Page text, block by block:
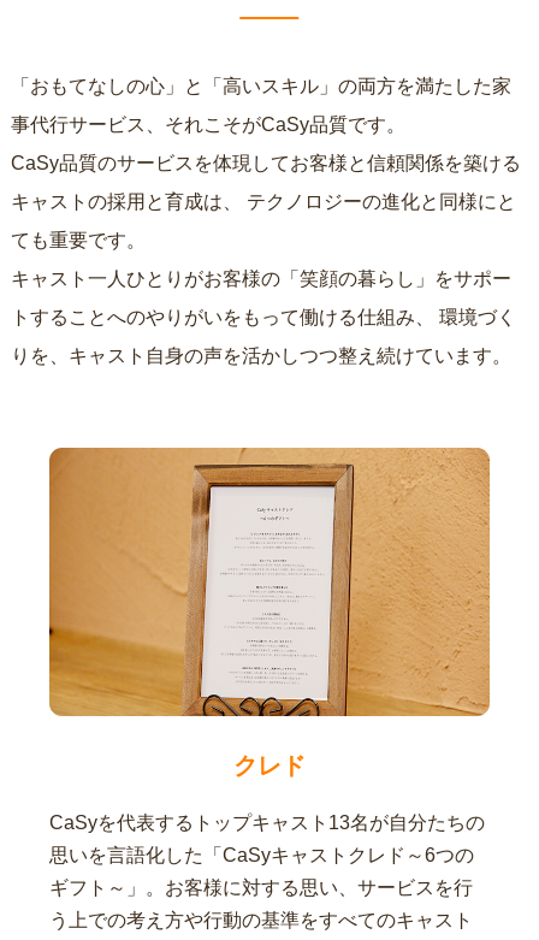
「おもてなしの心」と「高いスキル」の両方を満たした家
事代行サービス、それこそがCaSy品質です。
CaSy品質のサービスを体現してお客様と信頼関係を築ける
キャストの採用と育成は、
ても重要です。
キャスト一人ひとりがお客様の「笑顔の暮らし」をサポー
トすることへのやりがいをもって働ける仕組み、
りを、キャスト自身の声を活かしつつ整え続けています。
クレド
CaSyを代表するトップキャスト13名が自分たちの
思いを言語化した「CaSyキャストクレド～6つの
ギフト～」。お客様に対する思い、サービスを行
う上での考え方や行動の基準をすべてのキャスト